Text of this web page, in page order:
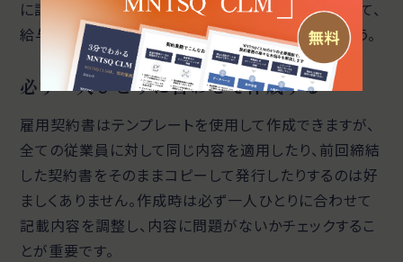
に記載した条件と雇用契約書の内容を照らし合わせて、
給与額・勤務時間・休日に差異がないようにしましょう。
必ず一人ひとりに合わせて作成する
雇用契約書はテンプレートを使用して作成できますが、
全ての従業員に対して同じ内容を適用したり、前回締結
した契約書をそのままコピーして発行したりするのは好
ましくありません。作成時は必ず一人ひとりに合わせて
記載内容を調整し、内容に問題がないかチェックするこ
とが重要です。